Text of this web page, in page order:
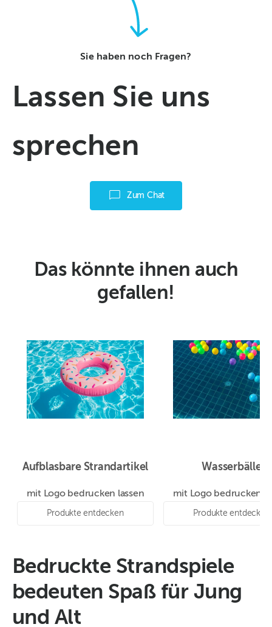
Sie haben noch Fragen?
Lassen Sie uns
sprechen
Zum Chat
Das könnte ihnen auch
gefallen!
Aufblasbare Strandartikel
mit Logo bedrucken lassen
Produkte entdecken
Wasserbälle
mit Logo bedrucken
Produkte entdecken
Bedruckte Strandspiele
bedeuten Spaß für Jung
und Alt